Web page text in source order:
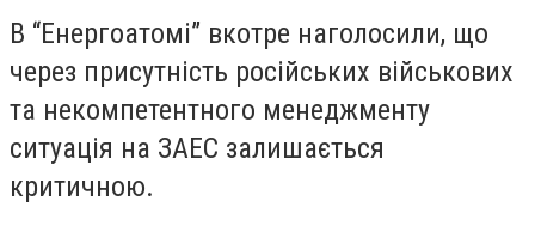
В “Енергоатомі” вкотре наголосили, що
через присутність російських військових
та некомпетентного менеджменту
ситуація на ЗАЕС залишається
критичною.